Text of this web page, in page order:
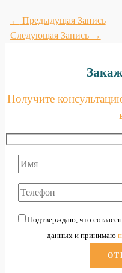
← Предыдущая Запись
Следующая Запись →
Получите
Подтверждаю, что
данныхи принимаю